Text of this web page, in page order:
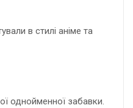
в стилі аніме та
однойменної забавки.